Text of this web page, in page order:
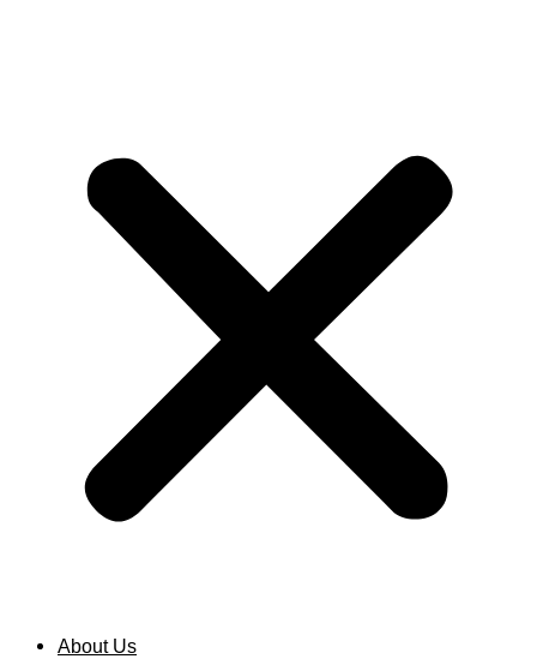
About Us